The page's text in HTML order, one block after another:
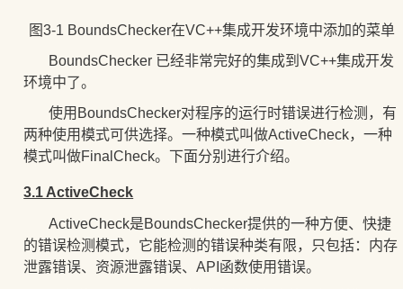
图3-1 BoundsChecker在VC++集成开发环境中添加的菜单
BoundsChecker 已经非常完好的集成到VC++集成开发
环境中了。
使用 BoundsChecker对程序的运行时错误进行检测，有
两种使用模式可供选择。一种模式叫做ActiveCheck，一种
模式叫做FinalCheck。下面分别进行介绍。
3.1 ActiveCheck
ActiveCheck是BoundsChecker提供的一种方便、快捷
的错误检测模式，它能检测的错误种类有限，只包括：内存
泄露错误、资源泄露错误、API函数使用错误。